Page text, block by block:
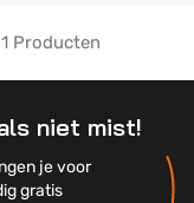
Producten
niet mist!
je voor
gratis